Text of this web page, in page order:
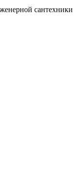
сантехники